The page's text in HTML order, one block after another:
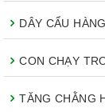
DÂY CẨU
CON CHẠY
TĂNG CHẰNG